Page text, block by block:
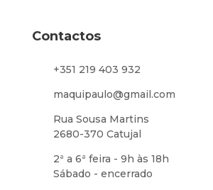
Contactos
+351 219 403 932
maquipaulo@gmail.com
Rua Sousa Martins
2680-370 Catujal
2ª a 6ª feira - 9h às 18h
Sábado - encerrado